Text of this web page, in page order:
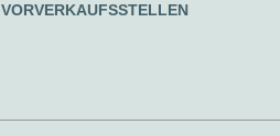
VORVERKAUFSSTELLEN